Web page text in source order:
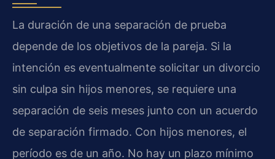
La duración de una separación de prueba
depende de los objetivos de la pareja. Si la
intención es eventualmente solicitar un divorcio
sin culpa sin hijos menores, se requiere una
separación de seis meses junto con un acuerdo
de separación firmado. Con hijos menores, el
período es de un año. No hay un plazo mínimo